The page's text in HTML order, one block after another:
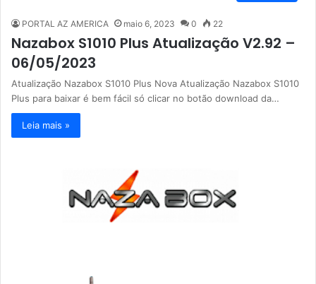
PORTAL AZ AMERICA maio 6, 2023 0 22
Nazabox S1010 Plus Atualização V2.92 –
06/05/2023
Atualização Nazabox S1010 Plus Nova Atualização Nazabox S1010
Plus para baixar é bem fácil só clicar no botão download da…
Leia mais »